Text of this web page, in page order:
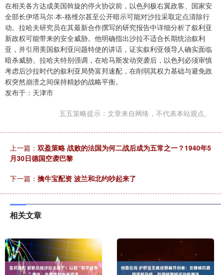
在相关各方达成美国斡旋的停火协议前，以色列极右翼政客、国家安
全部长伊塔马尔·本-格维尔甚至公开暗示可能对沙拉采取定点清除行
动。拉哈夫研究员在其最新合作撰写的研究报告中详细分析了叙利亚
新政权可能带来的安全威胁。他明确指出沙拉不适合长期统治叙利
亚，并引用美国叙利亚问题特使的讲话，证实叙利亚领导人确实面临
暗杀威胁。拉哈夫特别强调，在哈马斯发动突袭后，以色列必须审慎
考虑后沙拉时代的叙利亚局势富邦速配，在削弱其权力基础与避免政
权突然崩溃之间保持精妙的战略平衡。
发布于：天津市
五五策略提示：文章来自网络，不代表本站观点。
上一篇： 双盈策略 战败的法国为何二战后成为五常之一？1940年5
月30日德国空袭巴黎
下一篇： 擒牛宝配资 波兰和北约吵起来了
相关文章